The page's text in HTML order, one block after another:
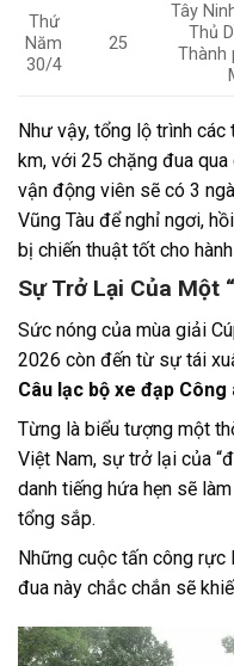
Thứ
Năm
30/4
25
Tây
Thủ
Thành
Như vậy, tổng lộ trình
km, với 25 chặng đua
vận động viên sẽ có 3
Vũng Tàu để nghỉ ngơi,
bị chiến thuật tốt cho
Sự Trở Lại Của Một
Sức nóng của mùa giải
2026 còn đến từ sự tái
Câu lạc bộ xe đạp Công
Từng là biểu tượng một
Việt Nam, sự trở lại của
danh tiếng hứa hẹn sẽ
tổng sắp.
Những cuộc tấn công
đua này chắc chắn sẽ